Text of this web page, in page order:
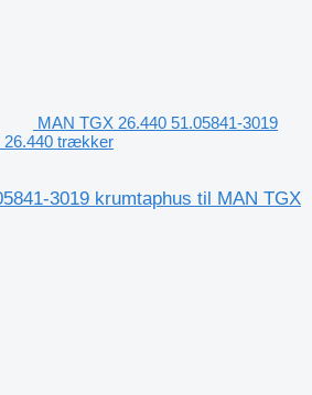
MAN TGX 26.440 51.05841-3019
26.440 trækker
3019 krumtaphus til MAN TGX